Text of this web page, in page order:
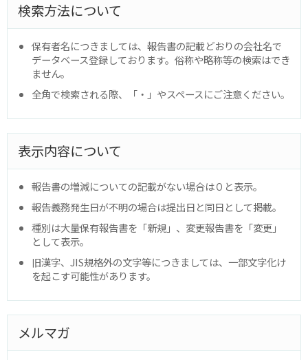
検索方法について
保有者名につきましては、報告書の記載どおりの会社名で
データベース登録しております。俗称や略称等の検索はでき
ません。
全角で検索される際、「・」やスペースにご注意ください。
表示内容について
報告書の増減についての記載がない場合は０と表示。
報告義務発生日が不明の場合は提出日と同日として掲載。
種別は大量保有報告書を「新規」、変更報告書を「変更」
として表示。
旧漢字、JIS規格外の文字等につきましては、一部文字化け
を起こす可能性があります。
メルマガ